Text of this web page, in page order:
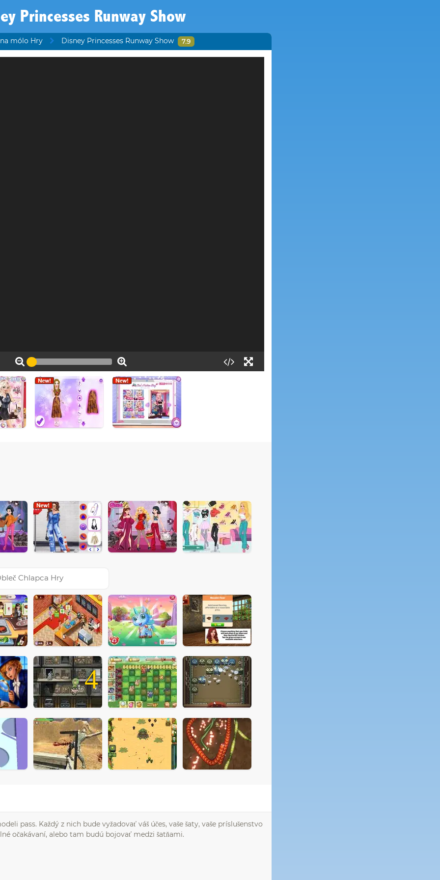
Princesses Runway Show
mólo Hry Disney Princesses Runway Show 7.9
Chlapca Hry
4
pass. Každý z nich bude vyžadovať váš účes, vaše šaty, vaše príslušenstvo
očakávaní, alebo tam budú bojovať medzi šatňami.